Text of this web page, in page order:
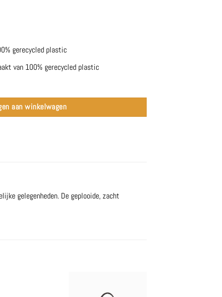
gerecycled plastic
van 100% gerecycled plastic
aan winkelwagen
gelegenheden. De geplooide, zacht